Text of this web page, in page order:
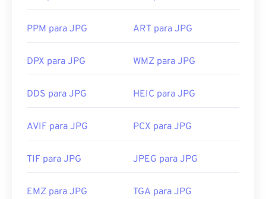
Para redimensionar imagens JPEG, use nossa
Desenvolvido por:
Joint Photographic Experts
Lançamento inicial:
18 de setembro de 1992
Ferramentas JPG relacionadas:
imagens
PPM para JPG ART para JPG
DPX para JPG WMZ para JPG
DDS para JPG HEIC para JPG
AVIF para JPG PCX para JPG
TIF para JPG JPEG para JPG
EMZ para JPG TGA para JPG